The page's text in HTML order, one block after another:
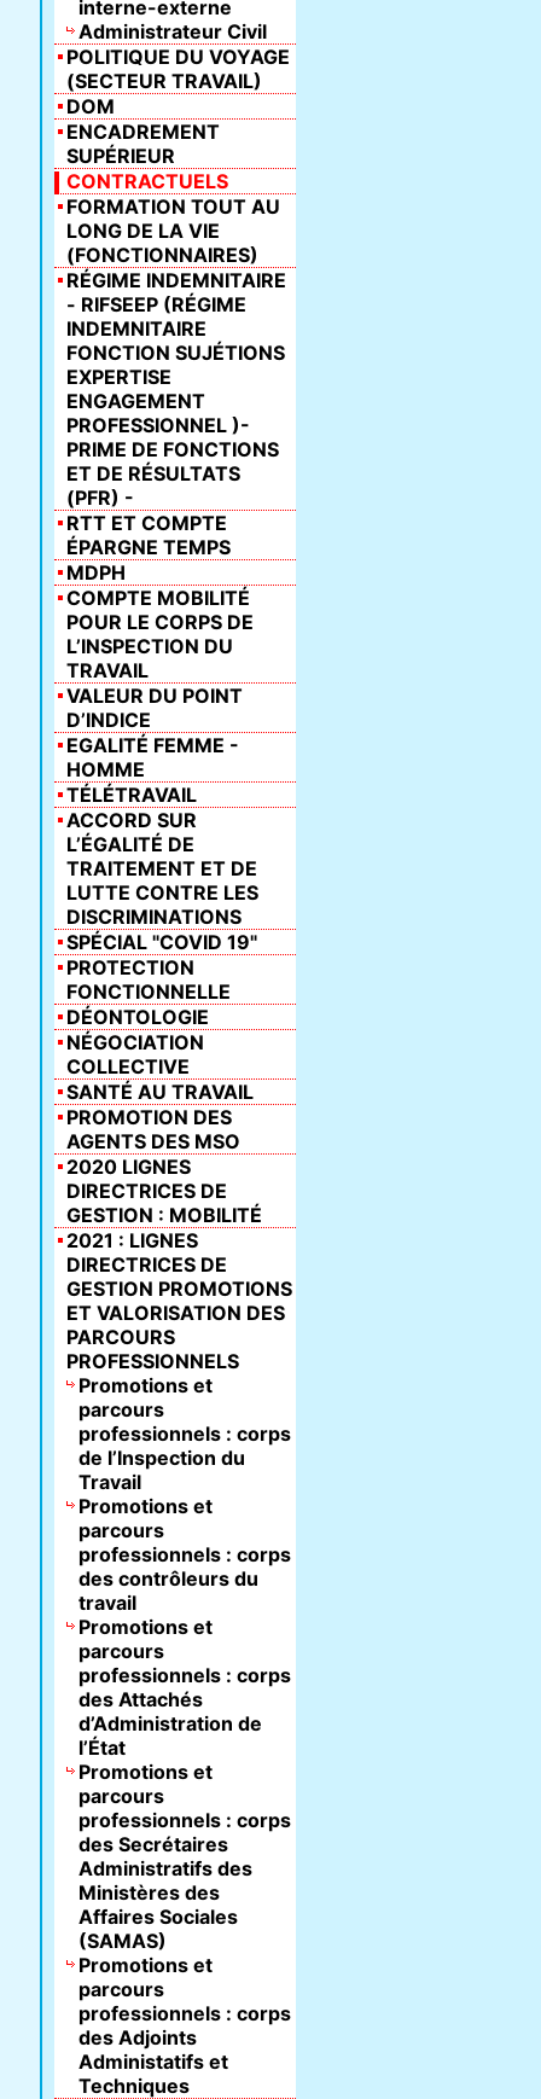
interne-externe
Administrateur Civil
POLITIQUE DU VOYAGE
(SECTEUR TRAVAIL)
DOM
ENCADREMENT
SUPÉRIEUR
CONTRACTUELS
FORMATION TOUT AU
LONG DE LA VIE
(FONCTIONNAIRES)
RÉGIME INDEMNITAIRE
- RIFSEEP (RÉGIME
INDEMNITAIRE
FONCTION SUJÉTIONS
EXPERTISE
ENGAGEMENT
PROFESSIONNEL )-
PRIME DE FONCTIONS
ET DE RÉSULTATS
(PFR) -
RTT ET COMPTE
ÉPARGNE TEMPS
MDPH
COMPTE MOBILITÉ
POUR LE CORPS DE
L’INSPECTION DU
TRAVAIL
VALEUR DU POINT
D’INDICE
EGALITÉ FEMME -
HOMME
TÉLÉTRAVAIL
ACCORD SUR
L’ÉGALITÉ DE
TRAITEMENT ET DE
LUTTE CONTRE LES
DISCRIMINATIONS
SPÉCIAL "COVID 19"
PROTECTION
FONCTIONNELLE
DÉONTOLOGIE
NÉGOCIATION
COLLECTIVE
SANTÉ AU TRAVAIL
PROMOTION DES
AGENTS DES MSO
2020 LIGNES
DIRECTRICES DE
GESTION : MOBILITÉ
2021 : LIGNES
DIRECTRICES DE
GESTION PROMOTIONS
ET VALORISATION DES
PARCOURS
PROFESSIONNELS
Promotions et
parcours
professionnels : corps
de l’Inspection du
Travail
Promotions et
parcours
professionnels : corps
des contrôleurs du
travail
Promotions et
parcours
professionnels : corps
des Attachés
d’Administration de
l’État
Promotions et
parcours
professionnels : corps
des Secrétaires
Administratifs des
Ministères des
Affaires Sociales
(SAMAS)
Promotions et
parcours
professionnels : corps
des Adjoints
Administatifs et
Techniques